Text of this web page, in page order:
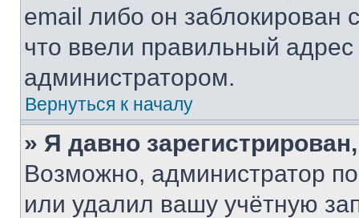
email либо он
что ввели правильный адрес
администратором.
Вернуться к началу
» Я давно
Возможно, администратор
или удалил вашу учётную